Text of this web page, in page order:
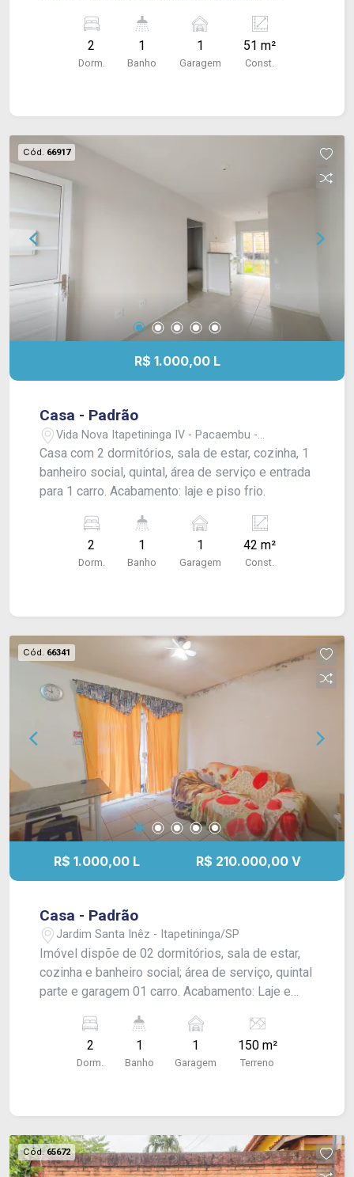
piso frio e forro em pvc.
2
Dorm.
1
Banho
1
Garagem
51 m²
Const.
Cód. 66917
R$ 1.000,00 L
Casa - Padrão
Vida Nova Itapetininga IV - Pacaembu -
Itapetininga/SP
Casa com 2 dormitórios, sala de estar, cozinha, 1
banheiro social, quintal, área de serviço e entrada
para 1 carro. Acabamento: laje e piso frio.
2
Dorm.
1
Banho
1
Garagem
42 m²
Const.
Cód. 66341
R$ 1.000,00 L R$ 210.000,00 V
Casa - Padrão
Jardim Santa Inêz - Itapetininga/SP
Imóvel dispõe de 02 dormitórios, sala de estar,
cozinha e banheiro social; área de serviço, quintal
parte e garagem 01 carro. Acabamento: Laje e
2
Dorm.
1
Banho
1
Garagem
150 m²
Terreno
Cód.65672